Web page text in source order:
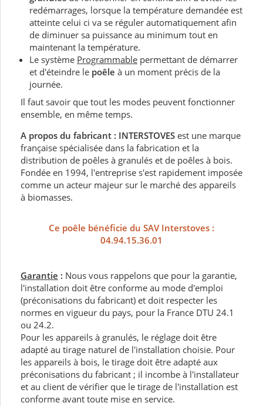
redémarrages, lorsque la température demandée est
atteinte celui ci va se réguler automatiquement afin
de diminuer sa puissance au minimum tout en
maintenant la température.
Le système Programmable permettant de démarrer
et d'éteindre le poêle à un moment précis de la
journée.
Il faut savoir que tout les modes peuvent fonctionner
ensemble, en même temps.
A propos du fabricant : INTERSTOVES est une marque
française spécialisée dans la fabrication et la
distribution de poêles à granulés et de poêles à bois.
Fondée en 1994, l'entreprise s'est rapidement imposée
comme un acteur majeur sur le marché des appareils
à biomasses.
Ce poêle bénéficie du SAV Interstoves :
04.94.15.36.01
Garantie : Nous vous rappelons que pour la garantie,
l'installation doit être conforme au mode d'emploi
(préconisations du fabricant) et doit respecter les
normes en vigueur du pays, pour la France DTU 24.1
ou 24.2.
Pour les appareils à granulés, le réglage doit être
adapté au tirage naturel de l'installation choisie. Pour
les appareils à bois, le tirage doit être adapté aux
préconisations du fabricant ; il incombe à l'installateur
et au client de vérifier que le tirage de l'installation est
conforme avant toute mise en service.